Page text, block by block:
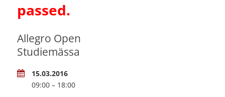
passed.
Allegro Open
Studiemässa
15.03.2016
09:00 – 18:00